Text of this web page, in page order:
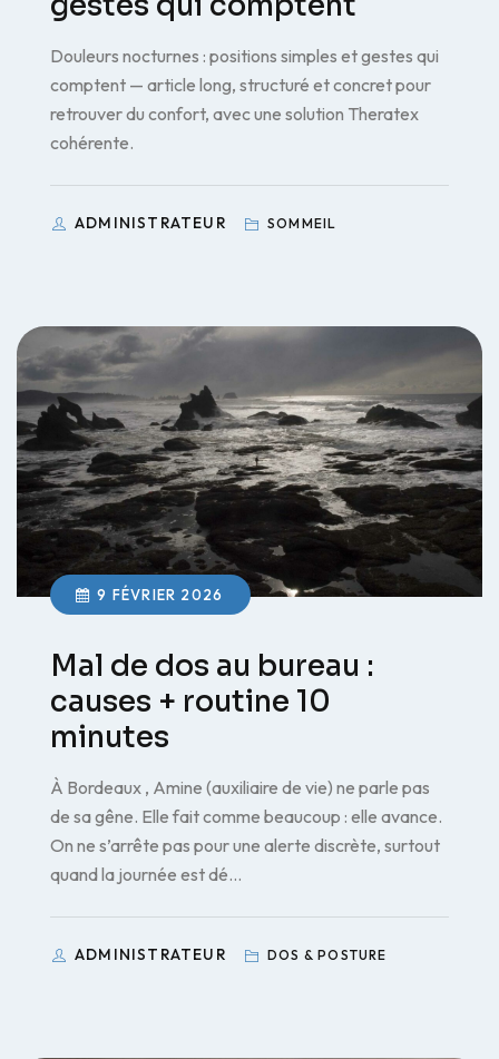
Douleurs nocturnes : positions simples et gestes qui
comptent — article long, structuré et concret pour
retrouver du confort, avec une solution Theratex
cohérente.
ADMINISTRATEUR SOMMEIL
9 FÉVRIER 2026
Mal de dos au bureau :
causes + routine 10
minutes
À Bordeaux , Amine (auxiliaire de vie) ne parle pas
de sa gêne. Elle fait comme beaucoup : elle avance.
On ne s’arrête pas pour une alerte discrète, surtout
quand la journée est dé…
ADMINISTRATEUR DOS & POSTURE